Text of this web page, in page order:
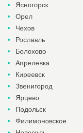
Ясногорск
Орел
Чехов
Рославль
Болохово
Апрелевка
Киреевск
Звенигород
Ярцево
Подольск
Филимоновское